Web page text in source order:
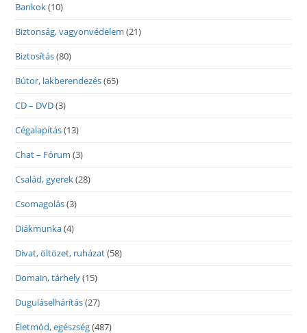
Bankok(10)
Biztonság, vagyonvédelem (21)
Biztosítás(80)
Bútor, lakberendezés(65)
CD – DVD(3)
Cégalapítás(13)
Chat – Fórum (3)
Család, gyerek(28)
Csomagolás(3)
Diákmunka(4)
Divat, öltözet, ruházat(58)
Domain, tárhely(15)
Duguláselhárítás(27)
Életmód, egészség(487)